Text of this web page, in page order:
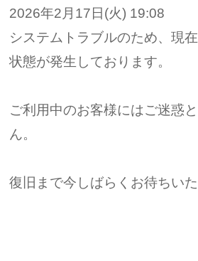
2026年2月17日(火) 19:08
システムトラブルのため、現
状態が発生しております。
ご利用中のお客様にはご迷惑
ん。
復旧まで今しばらくお待ちい